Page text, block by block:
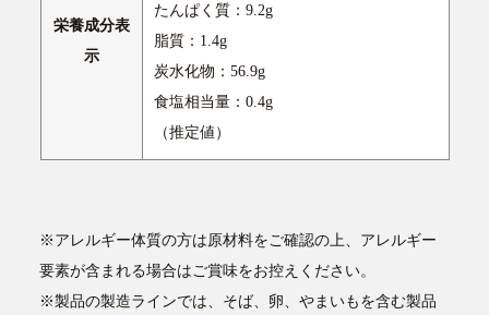
栄養成分表
示
たんぱく質：9.2g
脂質：1.4g
炭水化物：56.9g
食塩相当量：0.4g
（推定値）
※アレルギー体質の方は原材料をご確認の上、アレルギー
要素が含まれる場合はご賞味をお控えください。
※製品の製造ラインでは、そば、卵、やまいもを含む製品